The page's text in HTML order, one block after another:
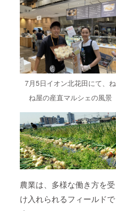
7月5日イオン北花田にて、ね
ね屋の産直マルシェの風景
農業は、多様な働き方を受
け入れられるフィールドで